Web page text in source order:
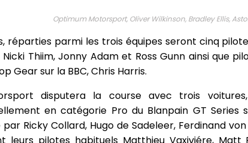
Optimum Motorsport, Oliver Wilkinson, Bradley Ellis,
réparties parmi les trois équipes seront cinq
Nicki Thiim, Jonny Adam et Ross Gunn ainsi que
Gear sur la BBC, Chris Harris.
disputera la course avec trois
en catégorie Pro du Blanpain GT
Ricky Collard, Hugo de Sadeleer, Ferdinand
leurs pilotes habituels Matthieu Vaxiviére,